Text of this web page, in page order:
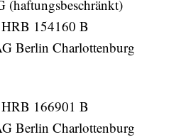
(haftungsbeschränkt)
154160 B
Berlin Charlottenburg
166901 B
Berlin Charlottenburg